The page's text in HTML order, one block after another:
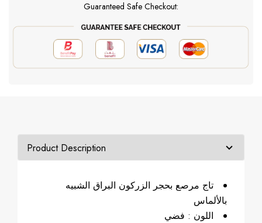
Guaranteed Safe Checkout:
تاج مرصع بحجر الزركون البراق الشبيه
بالألماس
اللون : فضي